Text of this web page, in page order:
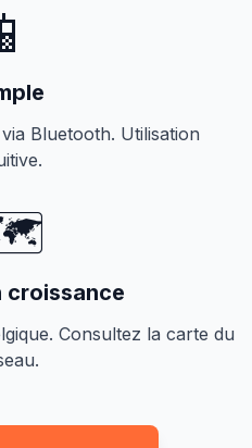
📱
Bluetooth. Utilisation
croissance
Consultez la carte du